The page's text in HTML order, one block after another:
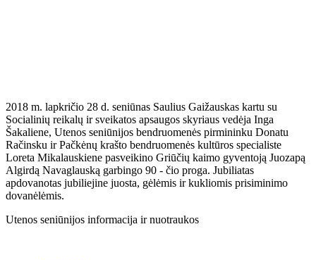
2018 m. lapkričio 28 d. seniūnas Saulius Gaižauskas kartu su
Socialinių reikalų ir sveikatos apsaugos skyriaus vedėja Inga
Šakaliene, Utenos seniūnijos bendruomenės pirmininku Donatu
Račinsku ir Pačkėnų krašto bendruomenės kultūros specialiste
Loreta Mikalauskiene pasveikino Griūčių kaimo gyventoją Juozapą
Algirdą Navaglauską garbingo 90 - čio proga. Jubiliatas
apdovanotas jubiliejine juosta, gėlėmis ir kukliomis prisiminimo
dovanėlėmis.
Utenos seniūnijos informacija ir nuotraukos